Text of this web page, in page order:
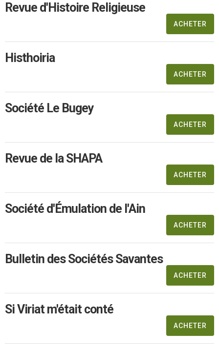
Revue d'Histoire Religieuse
ACHETER
Histhoiria
ACHETER
Société Le Bugey
ACHETER
Revue de la SHAPA
ACHETER
Société d'Émulation de l'Ain
ACHETER
Bulletin des Sociétés Savantes
ACHETER
Si Viriat m'était conté
ACHETER